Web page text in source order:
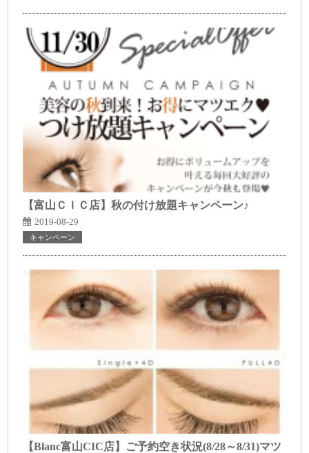
【富山ＣＩＣ店】秋の付け放題キャンペーン♪
2019-08-29
キャンペーン
【Blanc富山CIC店】ご予約空き状況(8/28～8/31)マツ